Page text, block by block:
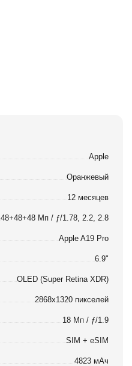
Apple
Оранжевый
12 месяцев
48+48+48 Мп / ƒ/1.78, 2.2, 2.8
Apple A19 Pro
6.9"
OLED (Super Retina XDR)
2868x1320 пикселей
18 Мп / ƒ/1.9
SIM + eSIM
4823 мАч